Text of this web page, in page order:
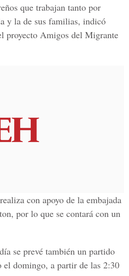
que trabajan tanto por
y la de sus familias, indicó
proyecto Amigos del Migrante
con apoyo de la embajada
por lo que se contará con un
se prevé también un partido
domingo, a partir de las 2:30